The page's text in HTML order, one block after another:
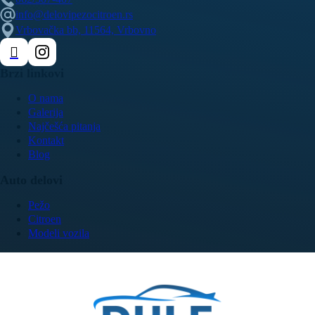
O nama
Galerija
Najčešća pitanja
Kontakt
Blog
Pežo
Citroen
Modeli vozila
info@delovipezocitroen.rs
Vrbovačka bb, 11564, Vrbovno